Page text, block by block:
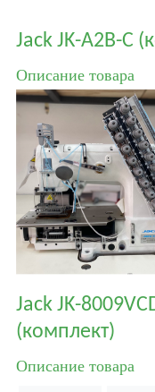
Jack JK-A2B-C
Описание товара
Jack JK-
(комплект)
Описание товара